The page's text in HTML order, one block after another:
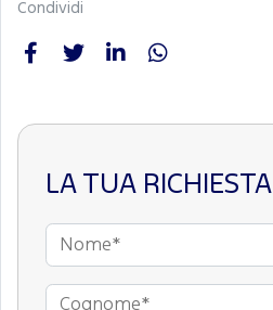
Condividi
LA TUA RICHIESTA